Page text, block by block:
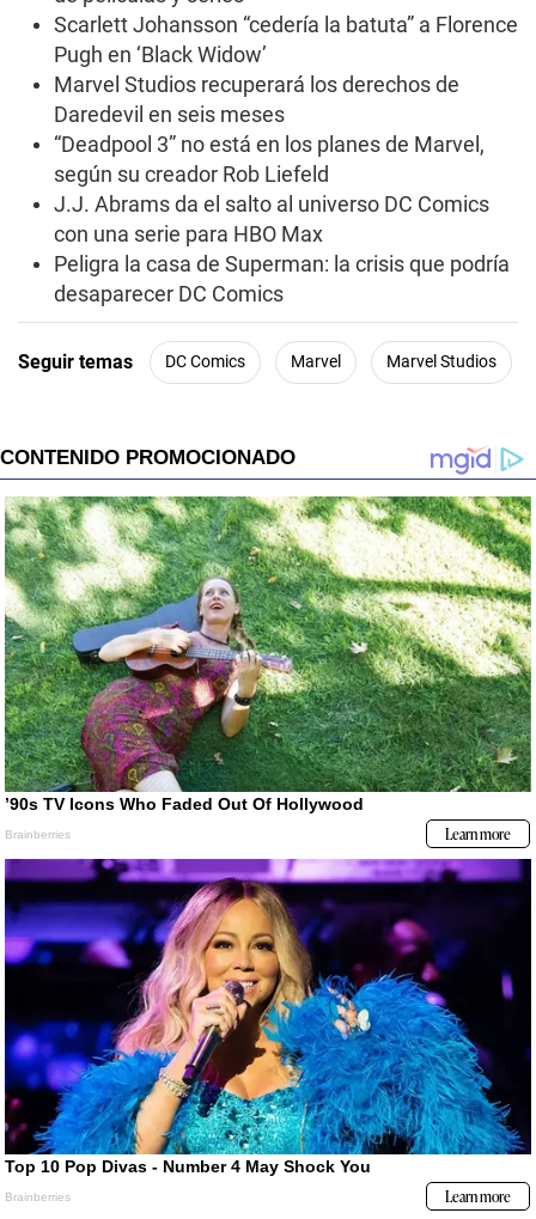
Scarlett Johansson “cedería la batuta” a Florence
Pugh en ‘Black Widow’
Marvel Studios recuperará los derechos de
Daredevil en seis meses
“Deadpool 3” no está en los planes de Marvel,
según su creador Rob Liefeld
J.J. Abrams da el salto al universo DC Comics
con una serie para HBO Max
Peligra la casa de Superman: la crisis que podría
desaparecer DC Comics
Seguir temas DC Comics Marvel Marvel Studios